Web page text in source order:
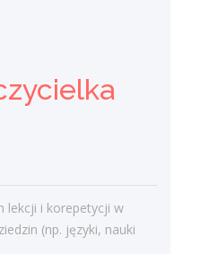
to ideał pracownika?
2020
w
lekcji i korepetycji w
(np. języki, nauki